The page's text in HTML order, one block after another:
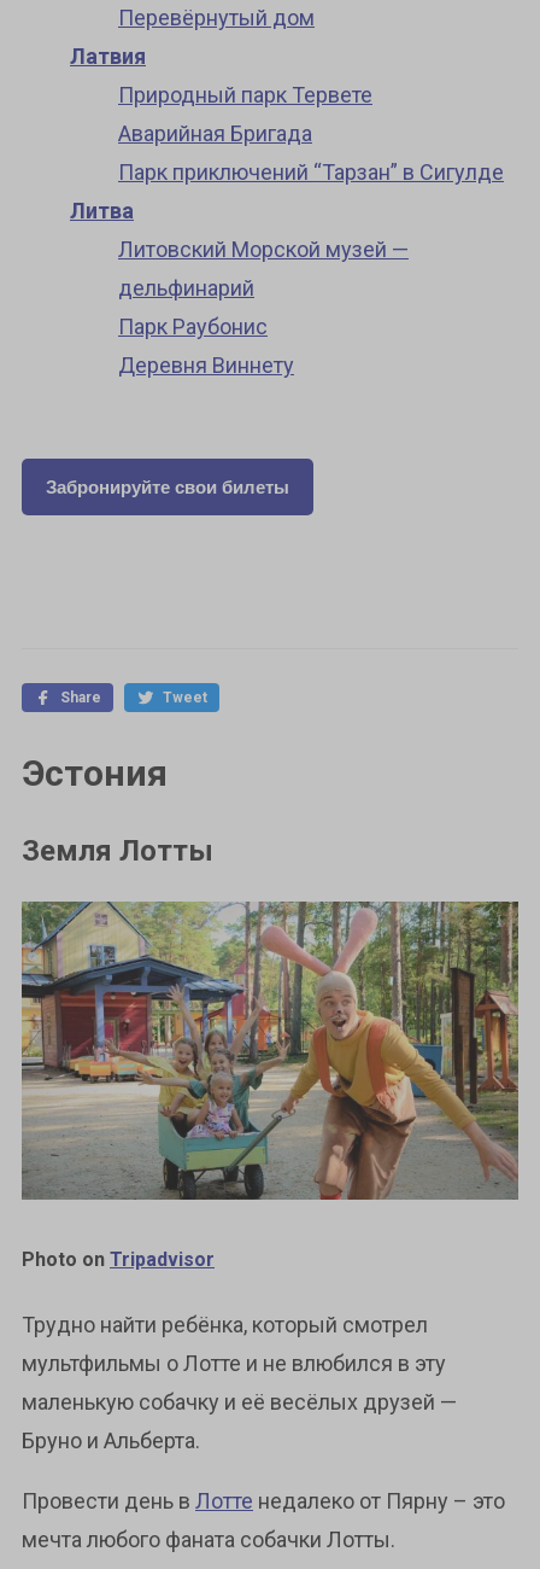
Перевёрнутый дом
Латвия
Природный парк Тервете
Аварийная Бригада
Парк приключений “Тарзан” в Сигулде
Литва
Литовский Морской музей —
дельфинарий
Парк Раубонис
Деревня Виннету
Забронируйте свои билеты
Share Tweet
Эстония
Земля Лотты
Photo on Tripadvisor
Трудно найти ребёнка, который смотрел
мультфильмы о Лотте и не влюбился в эту
маленькую собачку и её весёлых друзей —
Бруно и Альберта.
Провести день в Лотте недалеко от Пярну – это
мечта любого фаната собачки Лотты.